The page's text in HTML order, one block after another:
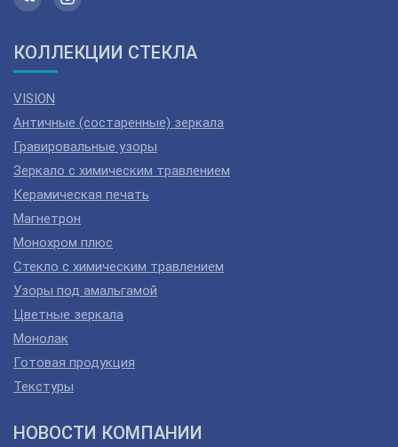
КОЛЛЕКЦИИ СТЕКЛА
VISION
Античные (состаренные) зеркала
Гравировальные узоры
Зеркало с химическим травлением
Керамическая печать
Магнетрон
Монохром плюс
Стекло с химическим травлением
Узоры под амальгамой
Цветные зеркала
Монолак
Готовая продукция
Текстуры
НОВОСТИ КОМПАНИИ